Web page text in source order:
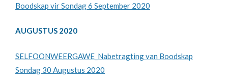
Boodskap vir Sondag 6 September 2020
AUGUSTUS 2020
SELFOONWEERGAWE_Nabetragting van Boodskap
Sondag 30 Augustus 2020